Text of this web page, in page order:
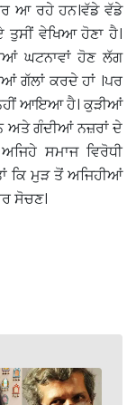
ਆ ਰਹੇ ਹਨ।ਵੱਡੇ ਵੱਡੇ
ਵੇਖਿਆ ਹੋਣਾ ਹੈ।
ਘਟਨਾਵਾਂ ਹੋਣ ਲੱਗ
ਗੱਲਾਂ ਕਰਦੇ ਹਾਂ ।ਪਰ
ਆਇਆ ਹੈ। ਕੁੜੀਆਂ
ਅਤੇ ਗੰਦੀਆਂ ਨਜ਼ਰਾਂ ਦੇ
ਸਮਾਜ ਵਿਰੋਧੀ
ਕਿ ਮੁੜ ਤੋਂ ਅਜਿਹੀਆਂ
ਸੋਚਣ।